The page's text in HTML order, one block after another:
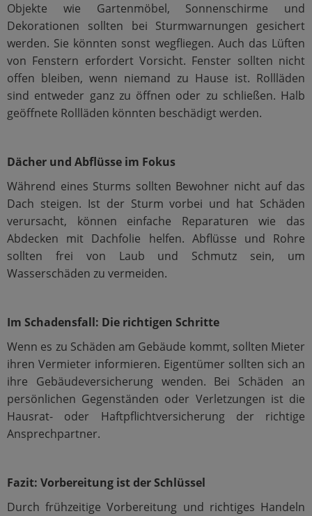
Objekte wie Gartenmöbel, Sonnenschirme und
Dekorationen sollten bei Sturmwarnungen gesichert
werden. Sie könnten sonst wegfliegen. Auch das Lüften
von Fenstern erfordert Vorsicht. Fenster sollten nicht
offen bleiben, wenn niemand zu Hause ist. Rollläden
sind entweder ganz zu öffnen oder zu schließen. Halb
geöffnete Rollläden könnten beschädigt werden.
Dächer und Abflüsse im Fokus
Während eines Sturms sollten Bewohner nicht auf das
Dach steigen. Ist der Sturm vorbei und hat Schäden
verursacht, können einfache Reparaturen wie das
Abdecken mit Dachfolie helfen. Abflüsse und Rohre
sollten frei von Laub und Schmutz sein, um
Wasserschäden zu vermeiden.
Im Schadensfall: Die richtigen Schritte
Wenn es zu Schäden am Gebäude kommt, sollten Mieter
ihren Vermieter informieren. Eigentümer sollten sich an
ihre Gebäudeversicherung wenden. Bei Schäden an
persönlichen Gegenständen oder Verletzungen ist die
Hausrat- oder Haftpflichtversicherung der richtige
Ansprechpartner.
Fazit: Vorbereitung ist der Schlüssel
Durch frühzeitige Vorbereitung und richtiges Handeln